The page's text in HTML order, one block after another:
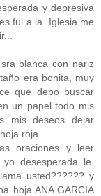
y depresiva
fui a la. Iglesia me
blanca con nariz
era bonita, muy
que debo buscar
un papel todo mis
mis deseos dejar
roja..
oraciones y leer
desesperada le.
usted?????? y
hoja ANA GARCIA